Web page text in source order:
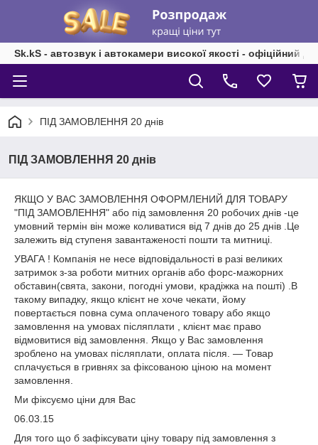
Sk.kS - автозвук і автокамери високої якості - офіційний
ПІД ЗАМОВЛЕННЯ 20 днів
ПІД ЗАМОВЛЕННЯ 20 днів
ЯКЩО У ВАС ЗАМОВЛЕННЯ ОФОРМЛЕНИЙ ДЛЯ ТОВАРУ
"ПІД ЗАМОВЛЕННЯ" або під замовлення 20 робочих днів -це
умовний термін він може коливатися від 7 днів до 25 днів .Це
залежить від ступеня завантаженості пошти та митниці.
УВАГА ! Компанія не несе відповідальності в разі великих
затримок з-за роботи митних органів або форс-мажорних
обставин(свята, закони, погодні умови, крадіжка на пошті) .В
такому випадку, якщо клієнт не хоче чекати, йому
повертається повна сума оплаченого товару або якщо
замовлення на умовах післяплати , клієнт має право
відмовитися від замовлення. Якщо у Вас замовлення
зроблено на умовах післяплати, оплата після. ― Товар
сплачується в гривнях за фіксованою ціною на момент
замовлення.
Ми фіксуємо ціни для Вас
06.03.15
Для того що б зафіксувати ціну товару під замовлення з